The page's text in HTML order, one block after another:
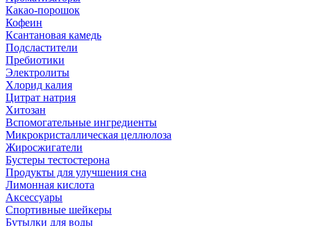
Какао-порошок
Кофеин
Ксантановая камедь
Подсластители
Пребиотики
Электролиты
Хлорид калия
Цитрат натрия
Хитозан
Вспомогательные ингредиенты
Микрокристаллическая целлюлоза
Жиросжигатели
Бустеры тестостерона
Продукты для улучшения сна
Лимонная кислота
Аксессуары
Спортивные шейкеры
Бутылки для воды